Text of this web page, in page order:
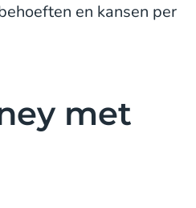
en kansen per
met